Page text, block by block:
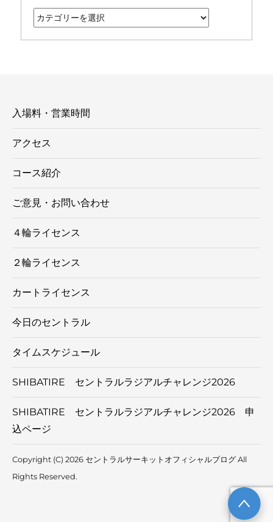
カ
テ
ゴ
入場料・営業時間
アクセス
コース紹介
ご意見・お問い合わせ
４輪ライセンス
２輪ライセンス
カートライセンス
今日のセントラル
タイムスケジュール
SHIBATIRE セントラルラジアルチャレンジ2026
SHIBATIRE セントラルラジアルチャレンジ2026 申
込ページ
Copyright (C) 2026 セントラルサーキットオフィシャルブログ All
Rights Reserved.